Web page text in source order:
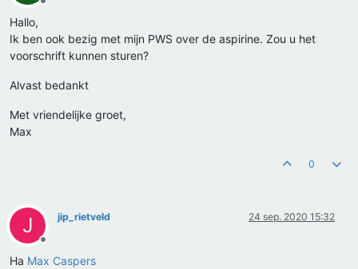
Offline
Hallo,
Ik ben ook bezig met mijn PWS over de aspirine. Zou u het
voorschrift kunnen sturen?
Alvast bedankt
Met vriendelijke groet,
Max
0
J
Offline
jip_rietveld 24 sep. 2020 15:32
Ha Max Caspers